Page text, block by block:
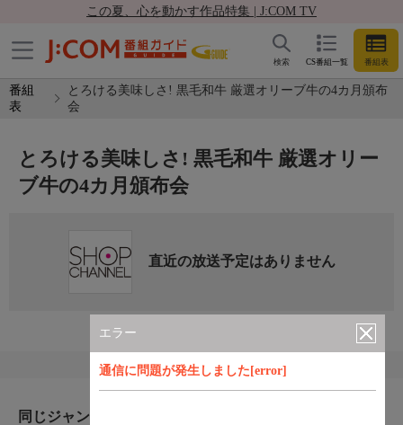
この夏、心を動かす作品特集 | J:COM TV
CS番組一覧 番組表
検索
番組
表
とろける美味しさ! 黒毛和牛 厳選オリーブ牛の4カ月頒布
会
エラー
通信に問題が発生しました[error]
とろける美味しさ! 黒毛和牛 厳選オリー
ブ牛の4カ月頒布会
直近の放送予定はありません
同じジャンルのおすすめ番組